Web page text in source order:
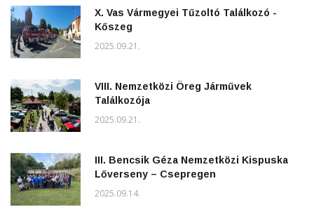
X. Vas Vármegyei Tűzoltó Találkozó -
Kőszeg
2025.09.21.
VIII. Nemzetközi Öreg Járművek
Találkozója
2025.09.21.
III. Bencsik Géza Nemzetközi Kispuska
Lőverseny – Csepregen
2025.09.14.